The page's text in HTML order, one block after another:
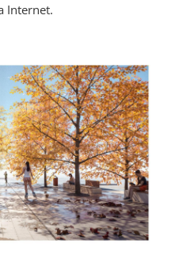
Internet.